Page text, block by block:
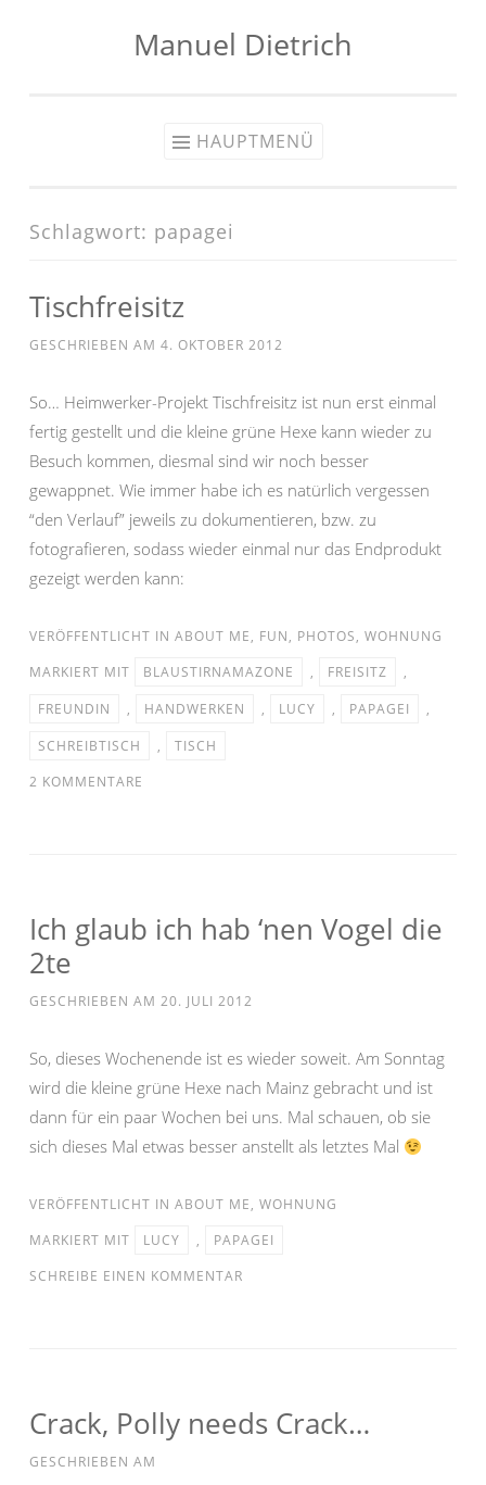
Manuel Dietrich
HAUPTMENÜ
Schlagwort: papagei
Tischfreisitz
GESCHRIEBEN AM 4. OKTOBER 2012
So… Heimwerker-Projekt Tischfreisitz ist nun erst einmal
fertig gestellt und die kleine grüne Hexe kann wieder zu
Besuch kommen, diesmal sind wir noch besser
gewappnet. Wie immer habe ich es natürlich vergessen
“den Verlauf” jeweils zu dokumentieren, bzw. zu
fotografieren, sodass wieder einmal nur das Endprodukt
gezeigt werden kann:
VERÖFFENTLICHT IN ABOUT ME, FUN, PHOTOS, WOHNUNG
MARKIERT MIT
BLAUSTIRNAMAZONE , FREISITZ
,
FREUNDIN
, HANDWERKEN , LUCY , PAPAGEI
,
SCHREIBTISCH
,
TISCH
2 KOMMENTARE
Ich glaub ich hab ‘nen Vogel die
2te
GESCHRIEBEN AM 20. JULI 2012
So, dieses Wochenende ist es wieder soweit. Am Sonntag
wird die kleine grüne Hexe nach Mainz gebracht und ist
dann für ein paar Wochen bei uns. Mal schauen, ob sie
sich dieses Mal etwas besser anstellt als letztes Mal
VERÖFFENTLICHT IN ABOUT ME, WOHNUNG
MARKIERT MIT
LUCY ,
PAPAGEI
SCHREIBE EINEN KOMMENTAR
Crack, Polly needs Crack…
GESCHRIEBEN AM